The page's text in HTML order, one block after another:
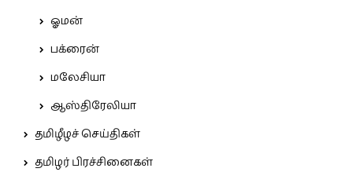
ஓமன்
பக்ரைன்
மலேசியா
ஆஸ்திரேலியா
தமிழீழச் செய்திகள்
தமிழர் பிரச்சினைகள்